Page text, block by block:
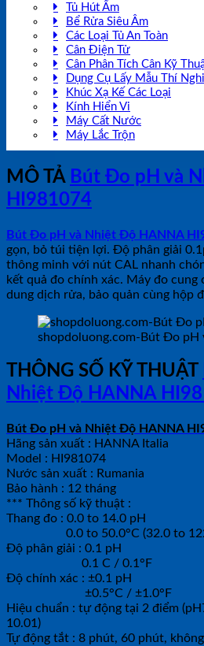
Tủ Hút Ẩm
Bể Rửa Siêu Âm
Các Loại Tủ An Toàn
Cân Điện Tử
Cân Phân Tích Cân Kỹ
Dụng Cụ Lấy Mẫu Thí
Khúc Xạ Kế Các Loại
Kính Hiển Vi
Máy Cất Nước
Máy Lắc Trộn
MÔ TẢ Bút Đo pH và
HI981074
Bút Đo pH và Nhiệt Độ HANNA
gọn, bỏ túi tiện lợi. Độ phân giải
thông minh với nút CAL nhanh
kết quả đo chính xác. Máy đo cung
dung dịch rửa, bảo quản cùng hộp
shopdoluong.com-Bút Đo
THÔNG SỐ KỸ THUẬT
Nhiệt Độ HANNA
Bút Đo pH và Nhiệt Độ HANNA
Hãng sản xuất : HANNA Italia
Model : HI981074
Nước sản xuất : Rumania
Bảo hành : 12 tháng
*** Thông số kỹ thuật :
Thang đo : 0.0 to 14.0 pH
0.0 to 50.0°C (32.0 to
Độ phân giải : 0.1 pH
0.1 C / 0.1°F
Độ chính xác : ±0.1 pH
±0.5°C / ±1.0°F
Hiệu chuẩn : tự động tại 2 điểm
10.01)
Tự động tắt : 8 phút, 60 phút,